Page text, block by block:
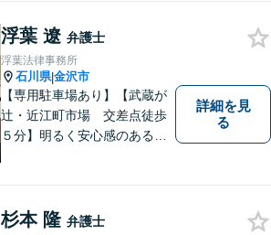
弁護士が介入することで賠償
金の大幅な増額が実現できる
ケースあり」【休日・夜間相
談可】
浮葉 遼 弁護士
浮葉法律事務所
石川県|金沢市
【専用駐車場あり】【武蔵が
辻・近江町市場 交差点徒歩
５分】明るく安心感のある事
詳細を見
る
杉本 隆 弁護士